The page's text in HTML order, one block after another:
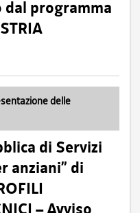
dal programma
delle
di Servizi
anziani” di